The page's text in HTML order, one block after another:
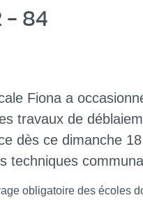
- 84
Fiona a
travaux de
dès ce dimanche 18
techniques
obligatoire des écoles